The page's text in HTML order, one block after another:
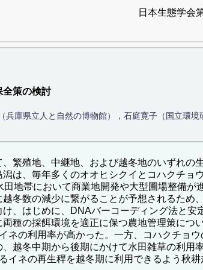
日本生態学会
全策の検討
庫県立人と自然の博物館），石庭寛子（国立環
繁殖地、中継地、および越冬地のいずれの
は、毎年多くのオオヒシクイとコハクチョ
地帯において商業地開発や大型圃場整備
冬数の減少に繋がることが予想されるため
、はじめに、DNAバーコーディング法と
種の採餌環境を適正に保つ農地管理策につ
ネの利用率が高かった。一方、コハクチョ
越冬中期から後期にかけて水田雑草の利用
イネの再生稈を越冬期に利用できるよう秋